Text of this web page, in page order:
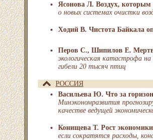
Ясонова Л. Воздух,
о новых системах очистки
Ходий В. Чистота Байкала
Перов С., Шипилов Е.
экологическая катастрофа
гибели 20 тысяч птиц
РОССИЯ
Васильева Ю. Что за
Минэкономразвития
качестве ведущей
Конищева Т. Рост экономики
если сократятся расходы,